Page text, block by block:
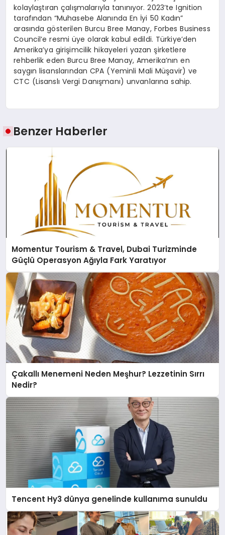
kolaylaştıran çalışmalarıyla tanınıyor. 2023’te Ignition
tarafından “Muhasebe Alanında En İyi 50 Kadın”
arasında gösterilen Burcu Bree Manay, Forbes Business
Council’e resmi üye olarak kabul edildi. Türkiye’den
Amerika’ya girişimcilik hikayeleri yazan şirketlere
rehberlik eden Burcu Bree Manay, Amerika’nın en
saygın lisanslarından CPA (Yeminli Mali Müşavir) ve
CTC (Lisanslı Vergi Danışmanı) unvanlarına sahip.
Benzer Haberler
Momentur Tourism & Travel, Dubai Turizminde
Güçlü Operasyon Ağıyla Fark Yaratıyor
Çakallı Menemeni Neden Meşhur? Lezzetinin Sırrı
Nedir?
Tencent Hy3 dünya genelinde kullanıma sunuldu